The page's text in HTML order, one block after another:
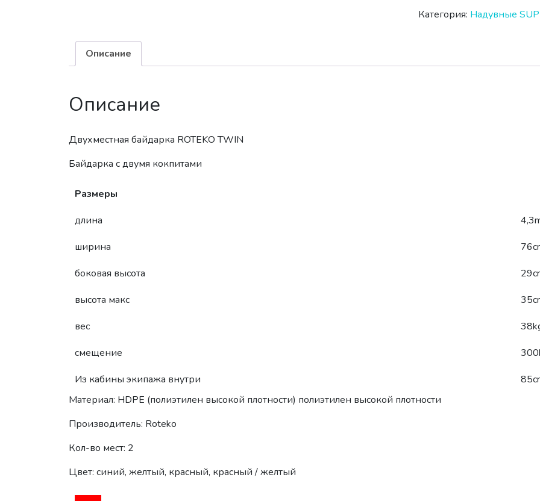
Категория: Надувные
Описание
Описание
Двухместная байдарка ROTEKO TWIN
Байдарка с двумя кокпитами
Pазмеры
длина
ширина
боковая высота
высота макс
вес
смещение
Из кабины экипажа внутри
Материал: HDPE (полиэтилен высокой плотности) полиэтилен высокой плотности
Производитель: Roteko
Кол-во мест: 2
Цвет: синий, желтый, красный, красный / желтый